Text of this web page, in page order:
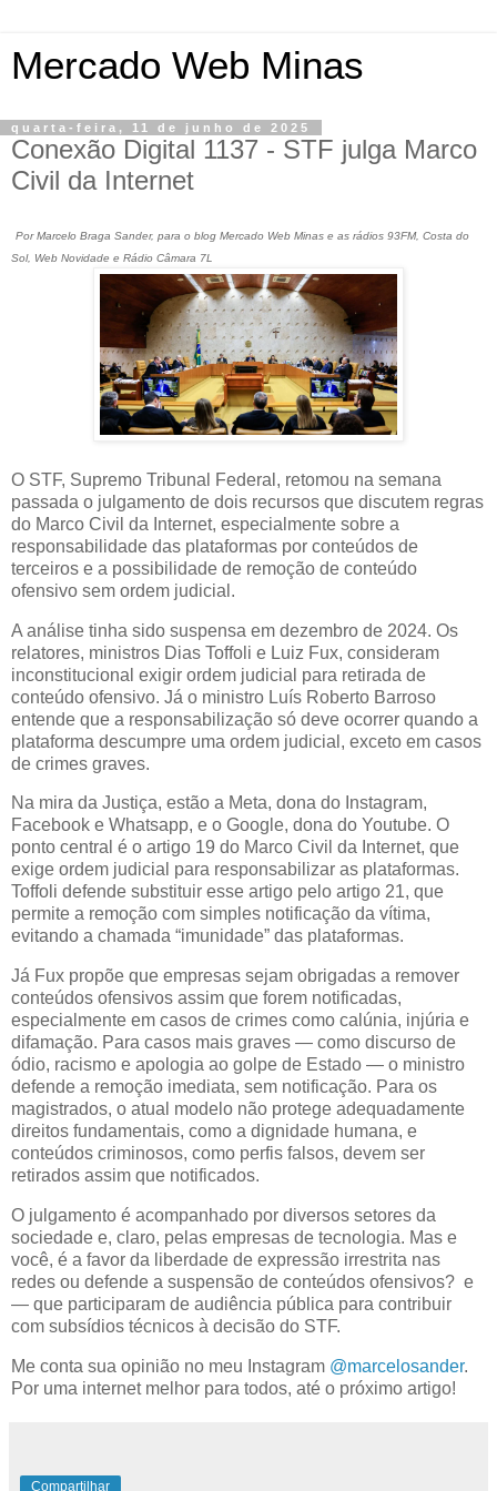
Mercado Web Minas
quarta-feira, 11 de junho de 2025
Conexão Digital 1137 - STF julga Marco
Civil da Internet
Por Marcelo Braga Sander, para o blog Mercado Web Minas e as rádios 93FM, Costa do
Sol, Web Novidade e Rádio Câmara 7L
O STF, Supremo Tribunal Federal, retomou na semana
passada o julgamento de dois recursos que discutem regras
do Marco Civil da Internet, especialmente sobre a
responsabilidade das plataformas por conteúdos de
terceiros e a possibilidade de remoção de conteúdo
ofensivo sem ordem judicial.
A análise tinha sido suspensa em dezembro de 2024. Os
relatores, ministros Dias Toffoli e Luiz Fux, consideram
inconstitucional exigir ordem judicial para retirada de
conteúdo ofensivo. Já o ministro Luís Roberto Barroso
entende que a responsabilização só deve ocorrer quando a
plataforma descumpre uma ordem judicial, exceto em casos
de crimes graves.
Na mira da Justiça, estão a Meta, dona do Instagram,
Facebook e Whatsapp, e o Google, dona do Youtube. O
ponto central é o artigo 19 do Marco Civil da Internet, que
exige ordem judicial para responsabilizar as plataformas.
Toffoli defende substituir esse artigo pelo artigo 21, que
permite a remoção com simples notificação da vítima,
evitando a chamada “imunidade” das plataformas.
Já Fux propõe que empresas sejam obrigadas a remover
conteúdos ofensivos assim que forem notificadas,
especialmente em casos de crimes como calúnia, injúria e
difamação. Para casos mais graves — como discurso de
ódio, racismo e apologia ao golpe de Estado — o ministro
defende a remoção imediata, sem notificação. Para os
magistrados, o atual modelo não protege adequadamente
direitos fundamentais, como a dignidade humana, e
conteúdos criminosos, como perfis falsos, devem ser
retirados assim que notificados.
O julgamento é acompanhado por diversos setores da
sociedade e, claro, pelas empresas de tecnologia. Mas e
você, é a favor da liberdade de expressão irrestrita nas
redes ou defende a suspensão de conteúdos ofensivos? e
— que participaram de audiência pública para contribuir
com subsídios técnicos à decisão do STF.
Me conta sua opinião no meu Instagram @marcelosander.
Por uma internet melhor para todos, até o próximo artigo!
Compartilhar